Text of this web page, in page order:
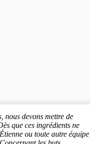
nous devons mettre de
que ces ingrédients ne
ou toute autre équipe